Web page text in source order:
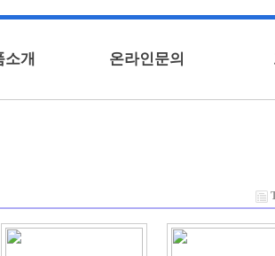
소개 온라인문의